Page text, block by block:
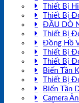
Thiết Bị
Thiết Bị
ĐẦU DÒ
Thiết Bị
Đồng Hồ
Thiết Bị
Thiết Bị
Biến Tần
Thiết Bị
Biến Tần
Camera